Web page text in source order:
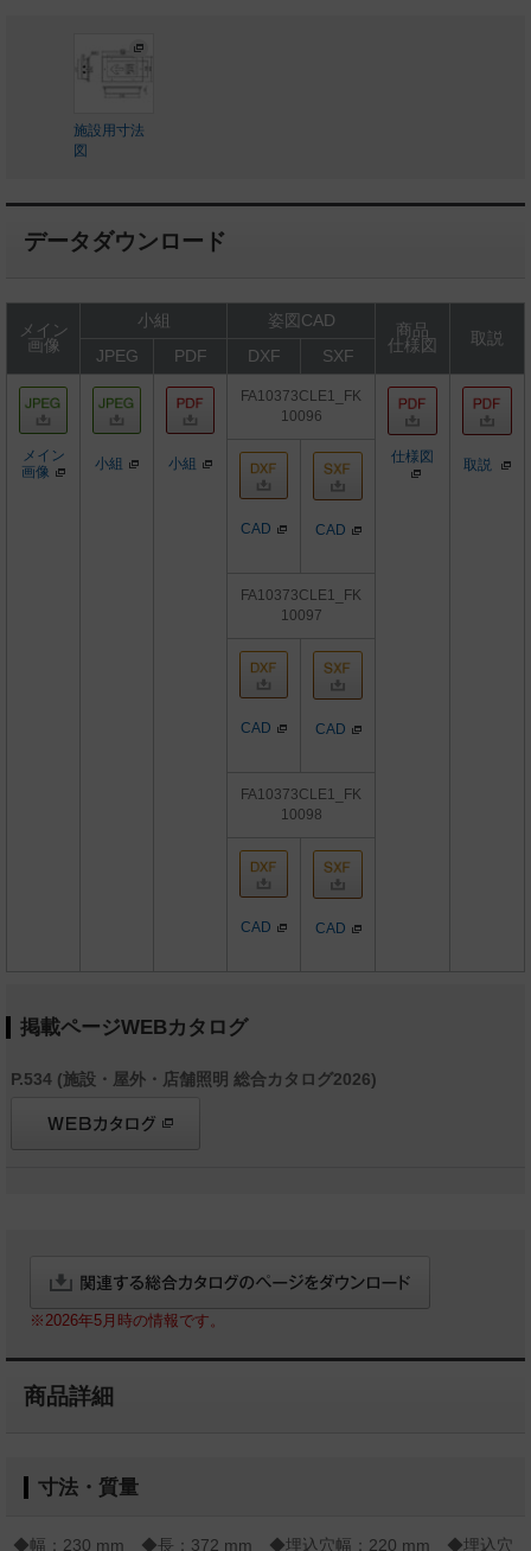
施設用寸法
図
データダウンロード
メイン
画像
小組 姿図CAD
商品
仕様図
取説
JPEG
PDF DXF SXF
メイン
画像
小組 小組
FA10373CLE1_FK
10096
仕様図 取説
CAD CAD
FA10373CLE1_FK
10097
CAD CAD
FA10373CLE1_FK
10098
CAD CAD
掲載ページWEBカタログ
P.534 (施設・屋外・店舗照明 総合カタログ2026)
※2026年5月時の情報です。
商品詳細
寸法・質量
◆幅：230 mm ◆長：372 mm ◆埋込穴幅：220 mm ◆埋込穴